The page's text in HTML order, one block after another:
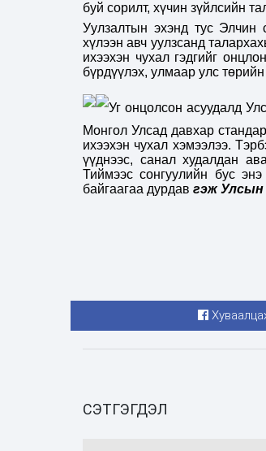
буй сорилт, хүчин зүйлсийн
Уулзалтын эхэнд тус Элчин
хүлээн авч уулзсанд
ихээхэн чухал гэдгийг
бүрдүүлэх, улмаар улс
Уг онцолсон асуудалд
Монгол Улсад давхар
ихээхэн чухал хэмээлээ.
үүднээс, санал худалдан
Тиймээс сонгуулийн бус
байгаагаа дурдав гэж Улсын
СЭТГЭГДЭЛ